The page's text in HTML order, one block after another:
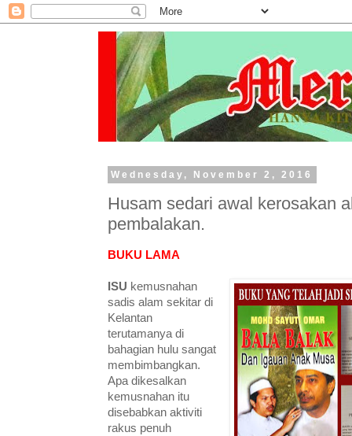
Wednesday, November 2, 2016
Husam sedari awal kerosakan
pembalakan.
BUKU LAMA
ISU kemusnahan
sadis alam sekitar di
Kelantan
terutamanya di
bahagian hulu sangat
membimbangkan.
Apa dikesalkan
kemusnahan itu
disebabkan aktiviti
rakus penuh